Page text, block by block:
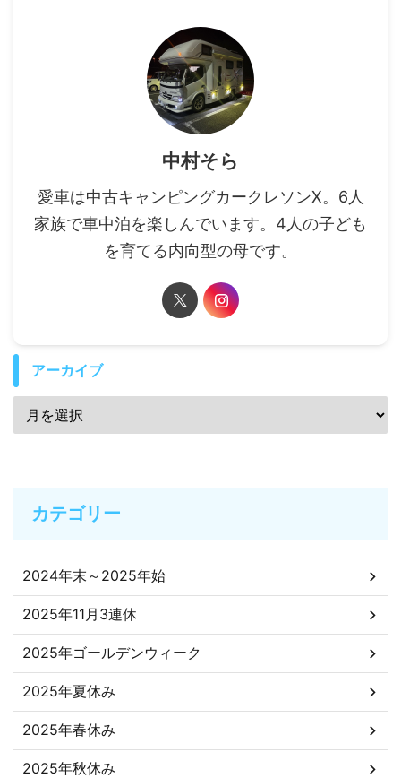
中村そら
愛車は中古キャンピングカークレソンX。6人
家族で車中泊を楽しんでいます。4人の子ども
を育てる内向型の母です。
アーカイブ
カテゴリー
2024年末～2025年始
2025年11月3連休
2025年ゴールデンウィーク
2025年夏休み
2025年春休み
2025年秋休み